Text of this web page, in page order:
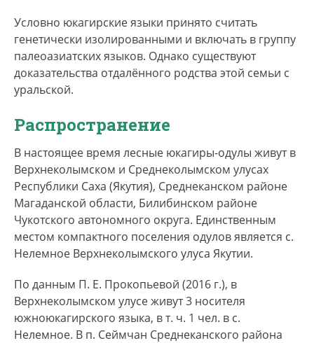
По оценке Сесилии Оде, в 2018 г. насчитывалось
11 носителей южноюкагирского языка, из
которых 6 человек свободно владели языком, а
5 человек понимали речь на языке.
языка –одул ажуу. В научных работах
встречается несколько альтернативных
названий языка: одульский, колымский
юкагирский, лесной юкагирский, язык лесных
юкагиров.
Условно юкагирские языки принято считать
генетически изолированными и включать в группу
палеоазиатских языков. Однако существуют
доказательства отдалённого родства этой семьи с
уральской.
Распространение
В настоящее время лесные юкагиры-одулы живут в
Верхнеколымском и Среднеколымском улусах
Республики Саха (Якутия), Среднеканском районе
Магаданской области, Билибинском районе
Чукотского автономного округа. Единственным
местом компактного поселения одулов является с.
Нелемное Верхнеколымского улуса Якутии.
По данным П. Е. Прокопьевой (2016 г.), в
Верхнеколымском улусе живут 3 носителя
южноюкагирского языка, в т. ч. 1 чел. в с.
Нелемное. В п. Сеймчан Среднеканского района